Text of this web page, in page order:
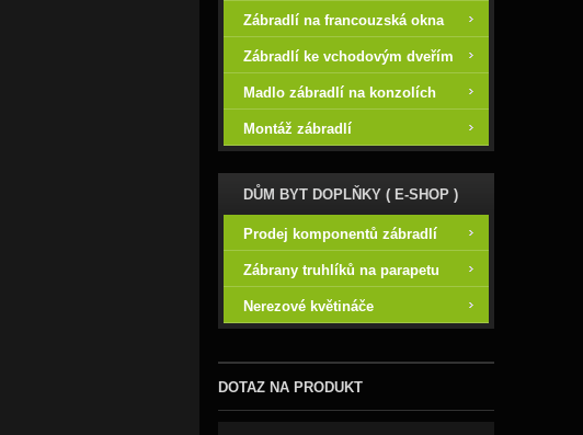
Zábradlí na francouzská okna
Zábradlí ke vchodovým dveřím
Madlo zábradlí na konzolích
Montáž zábradlí
DŮM BYT DOPLŇKY ( E-SHOP )
Prodej komponentů zábradlí
Zábrany truhlíků na parapetu
Nerezové květináče
DOTAZ NA PRODUKT